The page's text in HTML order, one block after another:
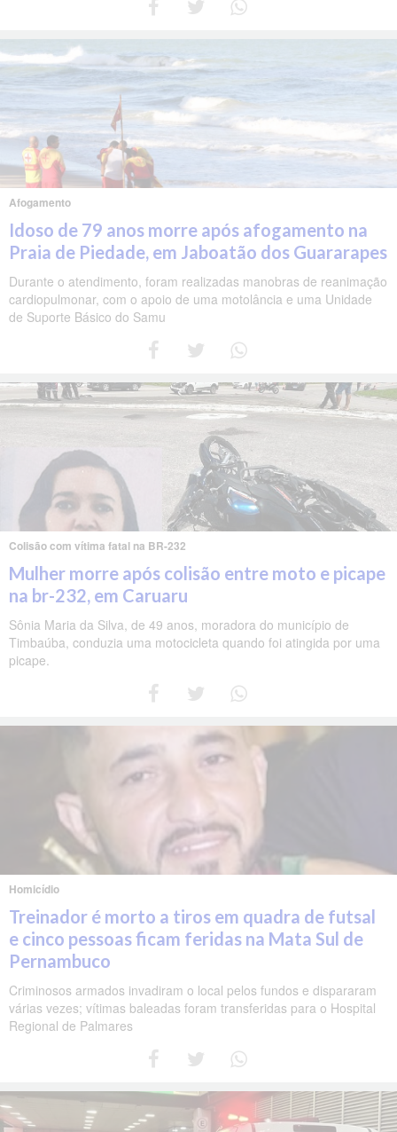
Afogamento
Idoso de 79 anos morre após afogamento na
Praia de Piedade, em Jaboatão dos Guararapes
Durante o atendimento, foram realizadas manobras de reanimação
cardiopulmonar, com o apoio de uma motolância e uma Unidade
de Suporte Básico do Samu
Colisão com vítima fatal na BR-232
Mulher morre após colisão entre moto e picape
na br-232, em Caruaru
Sônia Maria da Silva, de 49 anos, moradora do município de
Timbaúba, conduzia uma motocicleta quando foi atingida por uma
picape.
Homicídio
Treinador é morto a tiros em quadra de futsal
e cinco pessoas ficam feridas na Mata Sul de
Pernambuco
Criminosos armados invadiram o local pelos fundos e dispararam
várias vezes; vítimas baleadas foram transferidas para o Hospital
Regional de Palmares